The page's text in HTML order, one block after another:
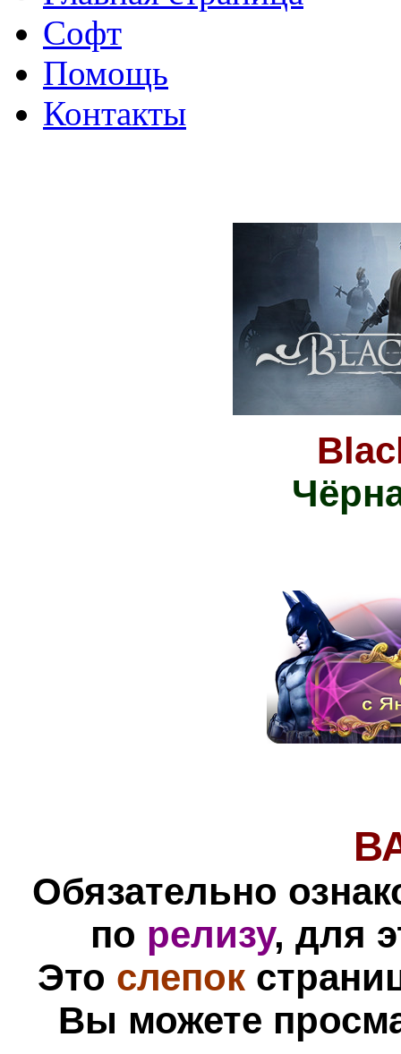
Софт
Помощь
Контакты
Обязательно
по релизу, для
Это слепок
Вы можете